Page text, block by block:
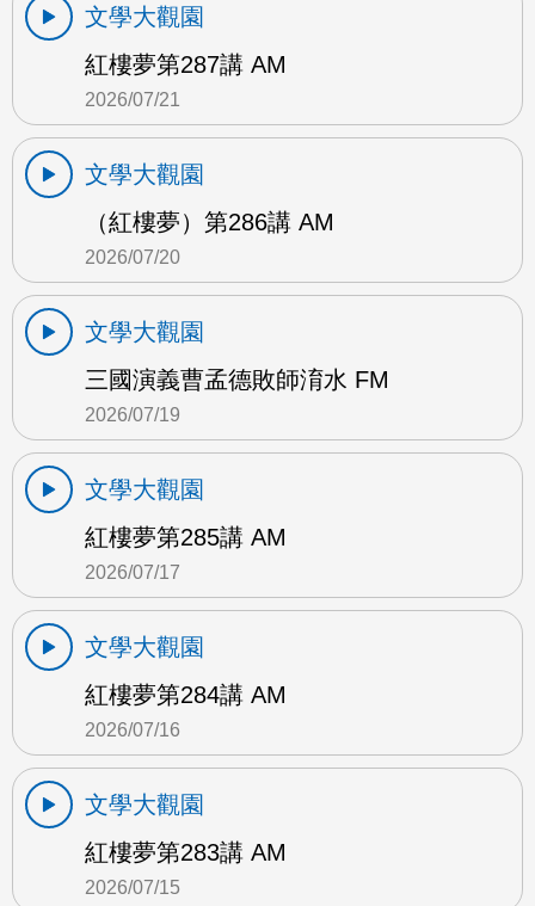
文學大觀園
紅樓夢第287講 AM
2026/07/21
文學大觀園
（紅樓夢）第286講 AM
2026/07/20
文學大觀園
三國演義曹孟德敗師淯水 FM
2026/07/19
文學大觀園
紅樓夢第285講 AM
2026/07/17
文學大觀園
紅樓夢第284講 AM
2026/07/16
文學大觀園
紅樓夢第283講 AM
2026/07/15